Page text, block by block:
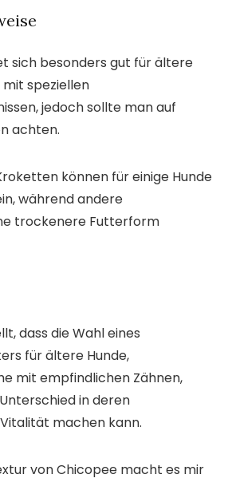
sich besonders gut für ältere
speziellen
jedoch sollte man auf
achten.
können für einige Hunde
während andere
trockenere Futterform
dass die Wahl eines
für ältere Hunde,
mit empfindlichen Zähnen,
in deren
machen kann.
von Chicopee macht es mir